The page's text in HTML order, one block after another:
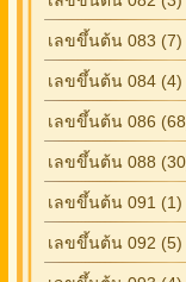
เลขขึ้นต้น 083 (7)
เลขขึ้นต้น 084 (4)
เลขขึ้นต้น 086
เลขขึ้นต้น 088
เลขขึ้นต้น 091 (1)
เลขขึ้นต้น 092 (5)